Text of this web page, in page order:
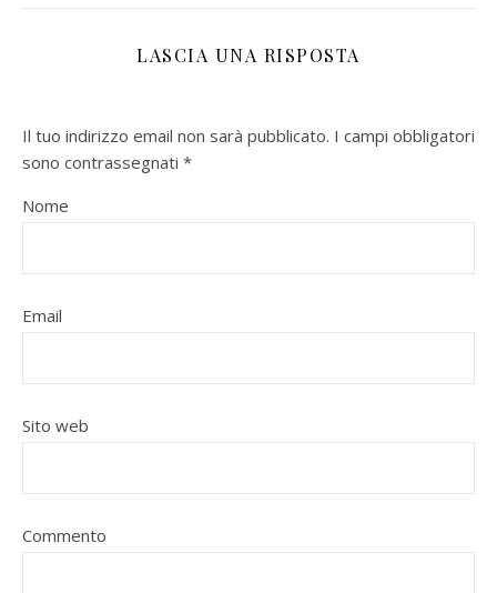
LASCIA UNA RISPOSTA
Il tuo indirizzo email non sarà pubblicato. I campi obbligatori
sono contrassegnati *
Nome
Email
Sito web
Commento